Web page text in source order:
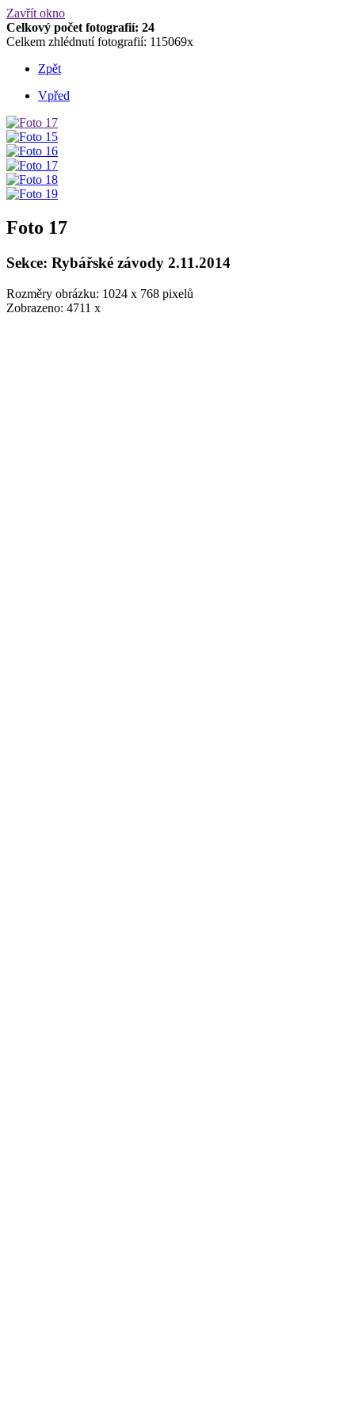
Zavřít okno
Celkový počet fotografií: 24
Celkem zhlédnutí fotografií: 115069x
Zpět
Vpřed
Foto 17
Sekce: Rybářské závody 2.11.2014
Rozměry obrázku: 1024 x 768 pixelů
Zobrazeno: 4711 x